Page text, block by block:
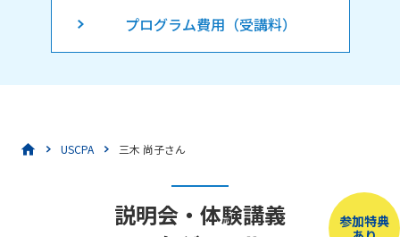
プログラム費用（受講料）
USCPA 三木 尚子さん
参加特典
説明会・体験講義